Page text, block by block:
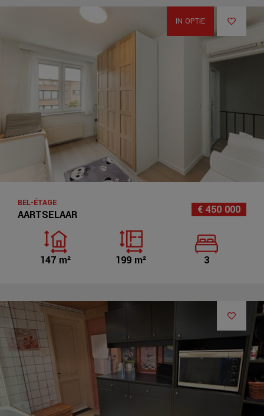
IN OPTIE
€ 450 000
AARTSELAAR
BEL-ÉTAGE
3
199 m²
147 m²